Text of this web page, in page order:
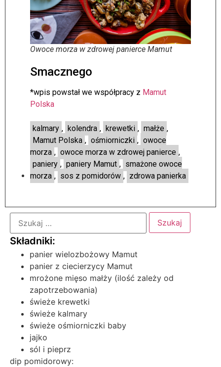
Owoce morza w zdrowej panierce Mamut
Smacznego
*wpis powstał we współpracy z Mamut
Polska
kalmary , kolendra , krewetki , małże ,
Mamut Polska , ośmiorniczki , owoce
morza , owoce morza w zdrowej panierce ,
paniery , paniery Mamut , smażone owoce
morza , sos z pomidorów , zdrowa panierka
panier wielozbożowy Mamut
panier z ciecierzycy Mamut
mrożone mięso małży (ilość zależy od
zapotrzebowania)
świeże krewetki
świeże kalmary
świeże ośmiorniczki baby
jajko
sól i pieprz
dip pomidorowy: